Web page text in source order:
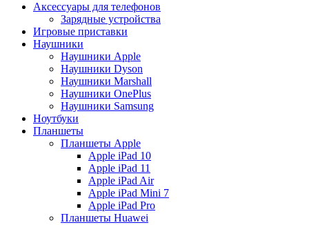
Аксессуары для телефонов
Зарядные устройства
Игровые приставки
Наушники
Наушники Apple
Наушники Dyson
Наушники Marshall
Наушники OnePlus
Наушники Samsung
Ноутбуки
Планшеты
Планшеты Apple
Apple iPad 10
Apple iPad 11
Apple iPad Air
Apple iPad Mini 7
Apple iPad Pro
Планшеты Huawei